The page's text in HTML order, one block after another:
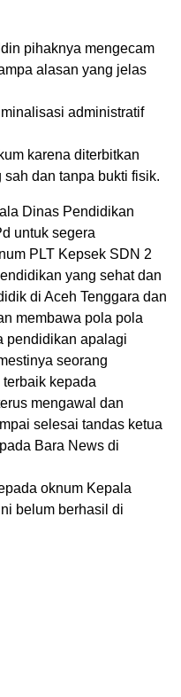
pihaknya mengecam
alasan yang jelas
administratif
karena diterbitkan
dan tanpa bukti fisik.
Dinas Pendidikan
untuk segera
PLT Kepsek SDN 2
yang sehat dan
di Aceh Tenggara dan
membawa pola pola
pendidikan apalagi
seorang
kepada
mengawal dan
selesai tandas ketua
Bara News di
oknum Kepala
belum berhasil di